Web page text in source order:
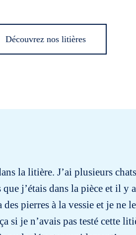
Découvrez nos litières
la litière. J’ai plusieurs
j’étais dans la pièce et il y
pierres à la vessie et je ne
si je n’avais pas testé cette